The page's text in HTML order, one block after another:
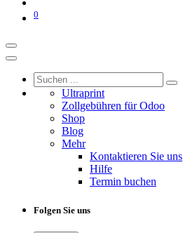
0
Ultraprint
Zollgebühren für Odoo
Shop
Blog
Mehr
Kontaktieren Sie uns
Hilfe
Termin buchen
Folgen Sie uns